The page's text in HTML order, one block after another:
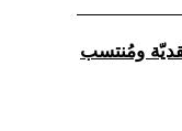
ومُنتسب